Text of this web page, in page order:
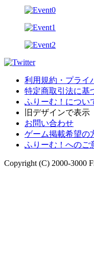
利用規約・プライ
特定商取引法に基
ふりーむ！につい
旧デザインで表示
お問い合わせ
ゲーム掲載希望の
ふりーむ！へのご
Copyright (C) 2000-3000